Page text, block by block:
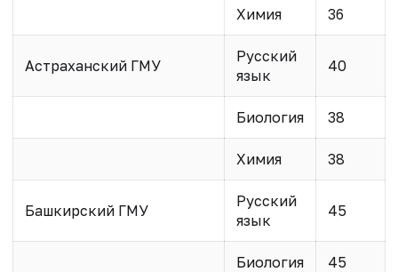
Химия 36
Астраханский ГМУ
Русский
язык
40
Биология 38
Химия 38
Башкирский ГМУ
Русский
язык
45
Биология 45